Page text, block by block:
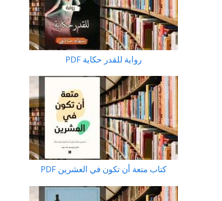
رواية للقدر حكاية PDF
كتاب متعة أن تكون في العشرين PDF